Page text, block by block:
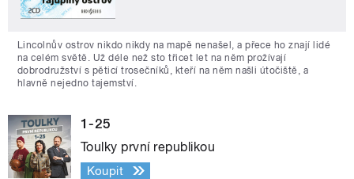
Lincolnův ostrov nikdo nikdy na mapě nenašel, a přece ho znají lidé
na celém světě. Už déle než sto třicet let na něm prožívají
dobrodružství s pěticí trosečníků, kteří na něm našli útočiště, a
hlavně nejedno tajemství.
1-25
Toulky první republikou
Koupit